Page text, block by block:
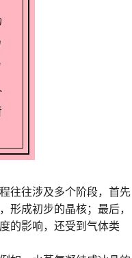
往往涉及多个阶段，首先
形成初步的晶核；最后，
的影响，还受到气体类